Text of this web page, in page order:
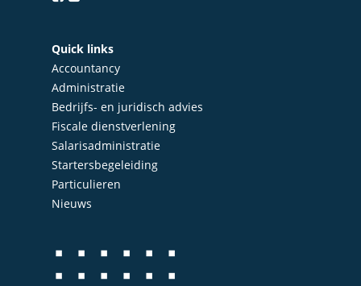
Quick links
Accountancy
Administratie
Bedrijfs- en juridisch advies
Fiscale dienstverlening
Salarisadministratie
Startersbegeleiding
Particulieren
Nieuws